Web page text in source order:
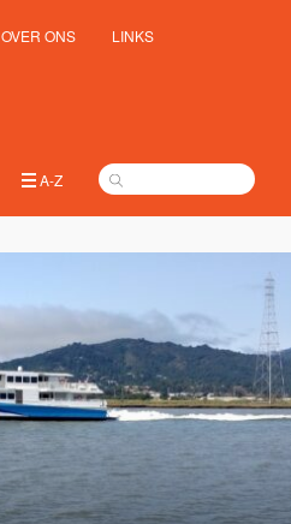
OVER ONS LINKS
A-Z